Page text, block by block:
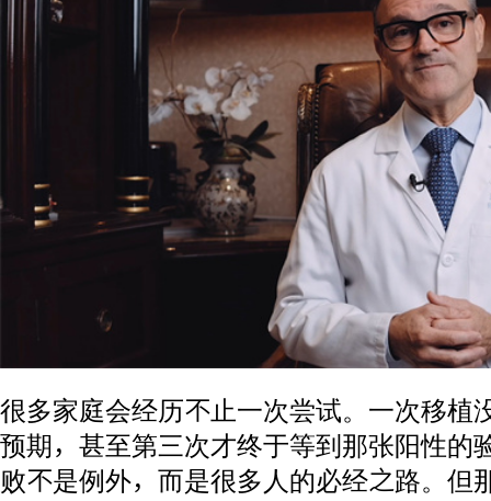
很多家庭会经历不止一次尝试。一次移植
预期，甚至第三次才终于等到那张阳性的
败不是例外，而是很多人的必经之路。但